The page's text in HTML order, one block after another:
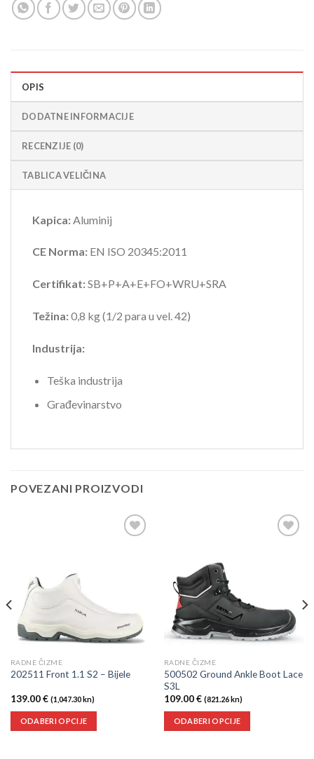
OPIS
DODATNE INFORMACIJE
RECENZIJE (0)
TABLICA VELIČINA
Kapica: Aluminij
CE Norma: EN ISO 20345:2011
Certifikat:SB+P+A+E+FO+WRU+SRA
Težina:0,8 kg (1/2 para u vel. 42)
Industrija:
Teška industrija
Građevinarstvo
POVEZANI PROIZVODI
RADNE ČIZME
202511 Front 1.1 S2 – Bijele
139.00€ (1,047.30 kn)
ODABERI OPCIJE
RADNE ČIZME
500502 Ground Ankle Boot Lace
S3L
109.00€ (821.26 kn)
ODABERI OPCIJE